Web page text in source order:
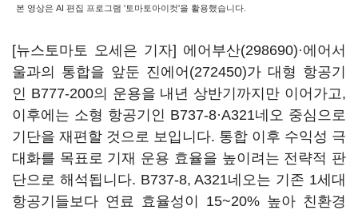
본 영상은 AI 편집 프로그램 '토마토아이컷'을 활용했습니다.
[뉴스토마토 오세은 기자] 에어부산(298690)·에어서
울과의 통합을 앞둔 진에어(272450)가 대형 항공기
인 B777-200의 운용을 내년 상반기까지만 이어가고,
이후에는 소형 항공기인 B737-8·A321네오 중심으로
기단을 재편할 것으로 보입니다. 통합 이후 수익성 극
대화를 목표로 기재 운용 효율을 높이려는 전략적 판
단으로 해석됩니다. B737-8, A321네오는 기존 1세대
항공기들보다 연료 효율성이 15~20% 높아 친환경